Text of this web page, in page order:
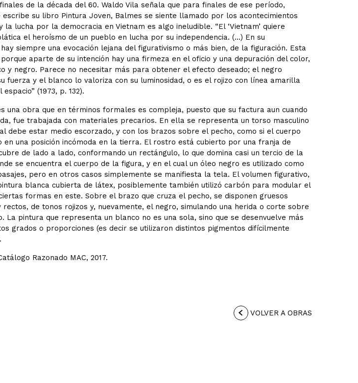
de la década del 60. Waldo Vila señala que para finales de ese período,
escribe su libro Pintura Joven, Balmes se siente llamado por los acontecimientos
la lucha por la democracia en Vietnam es algo ineludible. “El ‘Vietnam’ quiere
el heroísmo de un pueblo en lucha por su independencia. (…) En su
siempre una evocación lejana del figurativismo o más bien, de la figuración. Esta
aparte de su intención hay una firmeza en el oficio y una depuración del color,
y negro. Parece no necesitar más para obtener el efecto deseado; el negro
fuerza y el blanco lo valoriza con su luminosidad, o es el rojizo con línea amarilla
(1973, p. 132).
una obra que en términos formales es compleja, puesto que su factura aun cuando
fue trabajada con materiales precarios. En ella se representa un torso masculino
debe estar medio escorzado, y con los brazos sobre el pecho, como si el cuerpo
en una posición incómoda en la tierra. El rostro está cubierto por una franja de
de lado a lado, conformando un rectángulo, lo que domina casi un tercio de la
se encuentra el cuerpo de la figura, y en el cual un óleo negro es utilizado como
pero en otros casos simplemente se manifiesta la tela. El volumen figurativo,
blanca cubierta de látex, posiblemente también utilizó carbón para modular el
formas en este. Sobre el brazo que cruza el pecho, se disponen gruesos
de tonos rojizos y, nuevamente, el negro, simulando una herida o corte sobre
La pintura que representa un blanco no es una sola, sino que se desenvuelve más
grados o proporciones (es decir se utilizaron distintos pigmentos difícilmente
Razonado MAC, 2017.
VOLVER A OBRAS